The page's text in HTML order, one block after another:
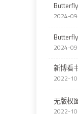
2024-
2024-
新博看
2022-
无版权
2022-